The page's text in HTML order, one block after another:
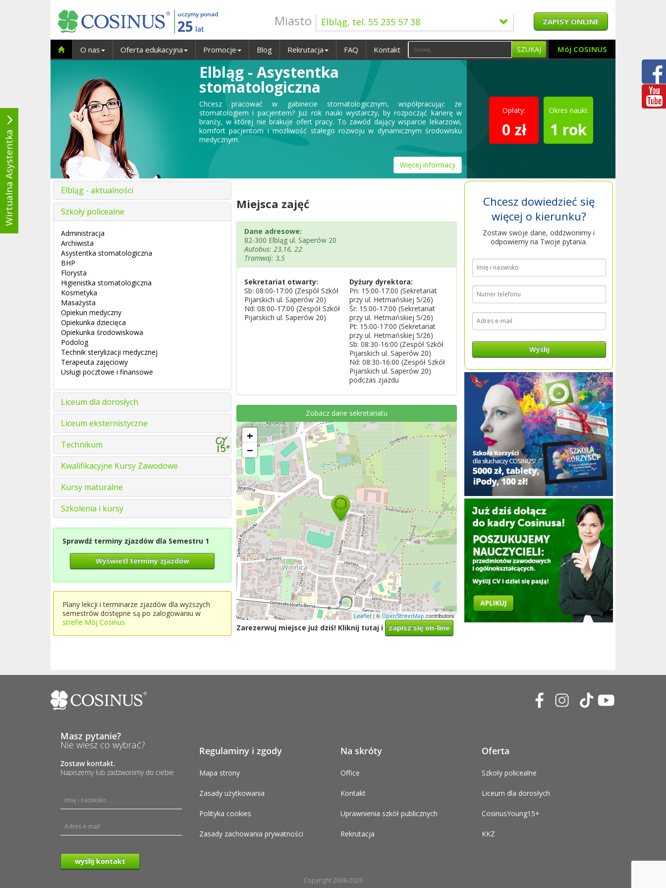
uczymy ponad
25 lat
Miasto Elbląg, tel. 55 235 57 38 ZAPISY ONLINE
Mój COSINUS
O nas Oferta edukacyjna Promocje Blog Rekrutacja FAQ Kontakt SZUKAJ
Elbląg - Asystentka
stomatologiczna
Chcesz pracować w gabinecie stomatologicznym, współpracując ze
stomatologiem i pacjentem? Już rok nauki wystarczy, by rozpocząć karierę w
branży, w której nie brakuje ofert pracy. To zawód dający wsparcie lekarzowi,
komfort pacjentom i możliwość stałego rozwoju w dynamicznym środowisku
medycznym.
Więcej informacji
Opłaty:
0 zł
Okres nauki:
1 rok
Elbląg - aktualności
Szkoły policealne
Administracja
Archiwista
Asystentka stomatologiczna
BHP
Florysta
Higienistka stomatologiczna
Kosmetyka
Masażysta
Opiekun medyczny
Opiekunka dziecięca
Opiekunka środowiskowa
Podolog
Technik sterylizacji medycznej
Terapeuta zajęciowy
Usługi pocztowe i finansowe
Liceum dla dorosłych
Liceum eksternistyczne
Technikum
Kwalifikacyjne Kursy Zawodowe
Kursy maturalne
Szkolenia i kursy
Sprawdź terminy zjazdów dla Semestru 1
Wyświetl terminy zjazdów
Plany lekcji i terminarze zjazdów dla wyższych
semestrów dostępne są po zalogowaniu w
strefie Mój Cosinus
Miejsca zajęć
Dane adresowe:
82-300 Elbląg ul. Saperów 20
Autobus: 23,16, 22
Tramwaj: 3,5
Sekretariat otwarty:
Sb: 08:00-17:00 (Zespół Szkół
Pijarskich ul. Saperów 20)
Nd: 08:00-17:00 (Zespół Szkół
Pijarskich ul. Saperów 20)
Dyżury dyrektora:
Pn: 15:00-17:00 (Sekretariat
przy ul. Hetmańskiej 5/26)
Śr: 15:00-17:00 (Sekretariat
przy ul. Hetmańskiej 5/26)
Pt: 15:00-17:00 (Sekretariat
przy ul. Hetmańskiej 5/26)
Sb: 08:30-16:00 (Zespół Szkół
Pijarskich ul. Saperów 20)
Nd: 08:30-16:00 (Zespół Szkół
Pijarskich ul. Saperów 20)
podczas zjazdu
Zobacz dane sekretariatu
+
−
Leaflet| ©OpenStreetMapcontributors
Zarezerwuj miejsce już dziś! Kliknij tutaj i zapisz się on-line
Chcesz dowiedzieć się
więcej o kierunku?
Zostaw swoje dane, oddzwonimy i
odpowiemy na Twoje pytania.
Wyślij
Masz pytanie?
Nie wiesz co wybrać?
Zostaw kontakt.
Napiszemy lub zadzwonimy do ciebie
wyślij kontakt
Regulaminy i zgody
Mapa strony
Zasady użytkowania
Polityka cookies
Zasady zachowania prywatności
Na skróty
Office
Kontakt
Uprawnienia szkół publicznych
Rekrutacja
Oferta
Szkoły policealne
Liceum dla dorosłych
CosinusYoung15+
KKZ
Copyright 2008-2026
Wirtualna Asystentka